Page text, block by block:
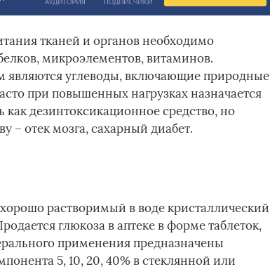
тканей и органов необходимо
микроэлементов, витаминов.
углеводы, включающие природные
при повышенных нагрузках назначается
дезинтоксикационное средство, но
– отек мозга, сахарный диабет.
растворимый в воде кристаллический
глюкоза в аптеке в форме таблеток,
применения предназначены
5, 10, 20, 40% в стеклянной или